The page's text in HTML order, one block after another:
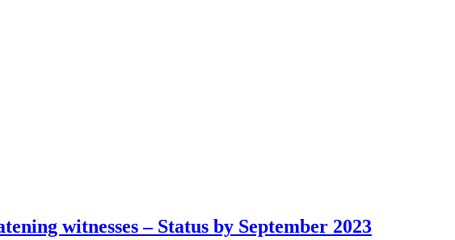
witnesses – Status by September 2023